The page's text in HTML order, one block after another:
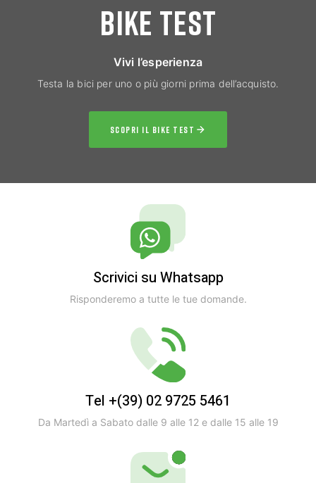
BIKE TEST
Vivi l’esperienza
Testa la bici per uno o più giorni prima dell’acquisto.
SCOPRI IL BIKE TEST
Scrivici su Whatsapp
Risponderemo a tutte le tue domande.
Tel +(39) 02 9725 5461
Da Martedì a Sabato dalle 9 alle 12 e dalle 15 alle 19